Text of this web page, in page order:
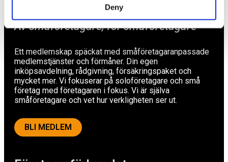
Deny
Av småföretagare, för småföretagare
Ett medlemskap späckat med småföretagaranpassade
medlemstjänster och förmåner. Din egen
inköpsavdelning, rådgivning, försäkringspaket och
mycket mer. Vi fokuserar på soloföretagare och små
företag med företagaren i fokus. Vi är själva
småföretagare och vet hur verkligheten ser ut.
BLI MEDLEM